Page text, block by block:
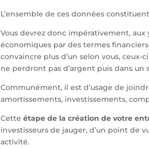
L’ensemble de ces données
Vous devrez donc impérativement,
économiques par des termes
convaincre plus d’un selon vous, ceux-
ne perdront pas d’argent puis dans
Communément, il est d’usage de
amortissements, investissements,
Cette étape de la création de votre
investisseurs de jauger, d’un point de
activité.